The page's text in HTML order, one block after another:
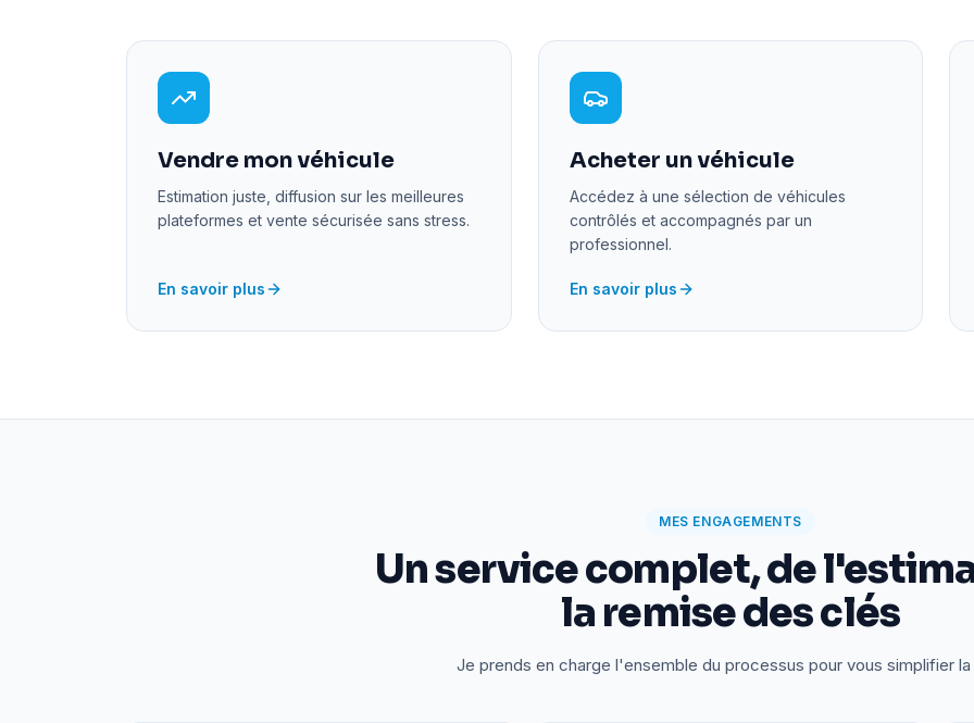
Vendre mon véhicule
Estimation juste, diffusion sur les meilleures
plateformes et vente sécurisée sans stress.
En savoir plus
Acheter un véhicule
Accédez à une sélection de véhicules
contrôlés et accompagnés par un
professionnel.
En savoir plus
MES ENGAGEMENTS
Un service complet, de
la remise des clés
Je prends en charge l'ensemble du processus pour vous simplifier la